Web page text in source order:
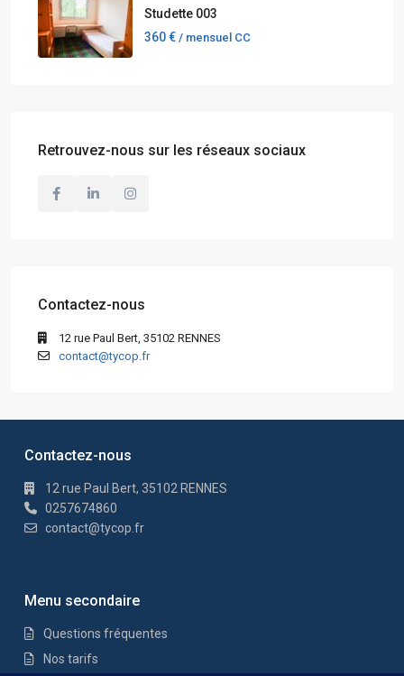
Studette 003
360 € / mensuel CC
Retrouvez-nous sur les réseaux sociaux
Contactez-nous
12 rue Paul Bert, 35102 RENNES
contact@tycop.fr
Contactez-nous
12 rue Paul Bert, 35102 RENNES
0257674860
contact@tycop.fr
Menu secondaire
Questions fréquentes
Nos tarifs